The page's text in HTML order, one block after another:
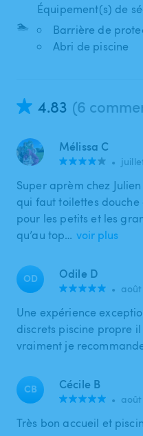
🏊
Équipement(s) de
Barrière de
Abri de piscine
4.83 (6
Mélissa C
•
Super aprèm chez
qui faut toilettes douche
pour les petits et les
qu’au top… voir plus
OD Odile D
• août
Une expérience
discrets piscine propre
vraiment je
CB Cécile B
• août
Très bon accueil et